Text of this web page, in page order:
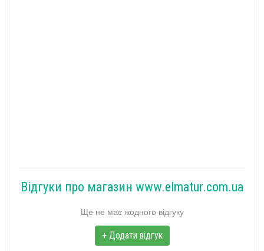
Відгуки про магазин www.elmatur.com.ua
Ще не має жодного відгуку
+ Додати відгук